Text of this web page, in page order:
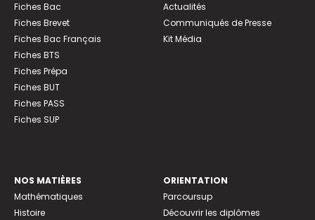
Fiches Bac
Fiches Brevet
Fiches Bac Français
Fiches BTS
Fiches Prépa
Fiches BUT
Fiches PASS
Fiches SUP
Actualités
Communiqués de Presse
Kit Média
NOS MATIÈRES
Mathématiques
Histoire
ORIENTATION
Parcoursup
Découvrir les diplômes